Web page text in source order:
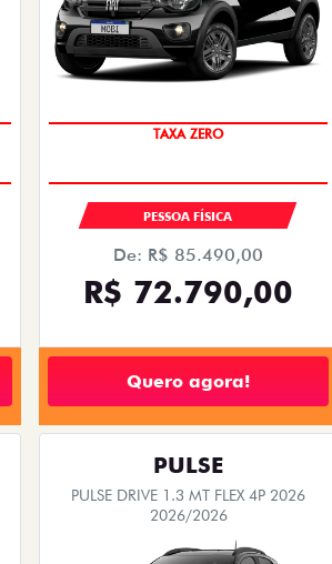
PESSOA FÍSICA
De: R$ 85.490,00
R$ 72.790,00
Quero agora!
PULSE
PULSE DRIVE 1.3 MT FLEX 4P 2026
2026/2026